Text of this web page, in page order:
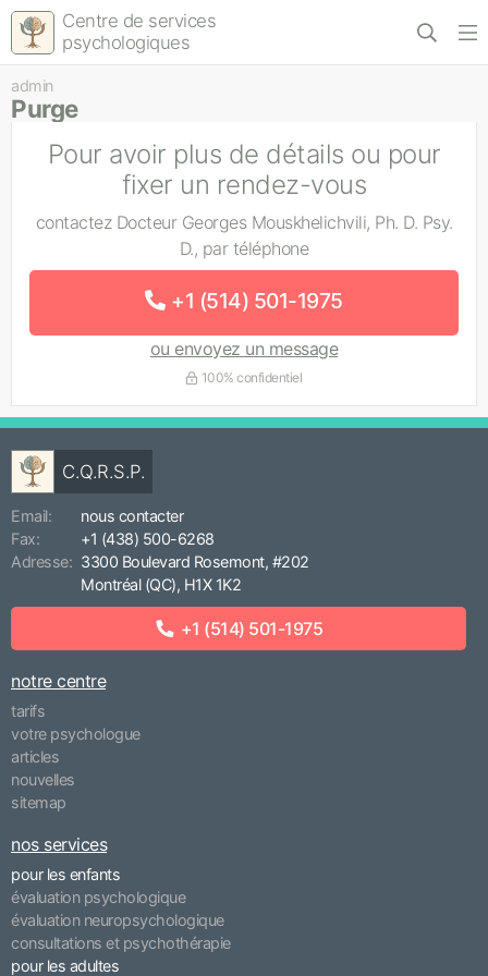
Centre de services
psychologiques
admin
Purge
Pour avoir plus de détails ou pour
fixer un rendez-vous
contactez Docteur Georges Mouskhelichvili, Ph. D. Psy.
D., par téléphone
+1 (514) 501-1975
ou envoyez un message
100% confidentiel
C.Q.R.S.P.
Email:
nous contacter
Fax:
+1 (438) 500-6268
Adresse: 3300 Boulevard Rosemont, #202
Montréal (QC), H1X 1K2
+1 (514) 501-1975
notre centre
tarifs
votre psychologue
articles
nouvelles
sitemap
nos services
pour les enfants
évaluation psychologique
évaluation neuropsychologique
consultations et psychothérapie
pour les adultes